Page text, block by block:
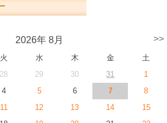
2026年 8月 >>
火 水 木 金
土
28 29 30 31
1
4 5 6 7
8
11 12 13 14
15